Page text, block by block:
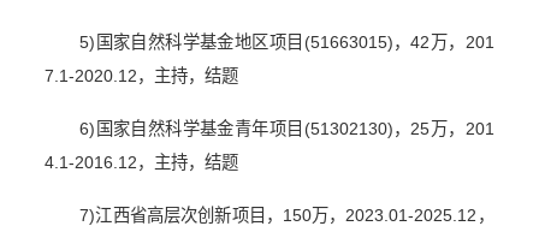
5) 国家自然科学基金地区项目 (51663015)，42 万， 201
7.1-2020.12，主持，结题
6) 国家自然科学基金青年项目 (51302130)， 25 万， 201
4.1-2016.12，主持，结题
7)江西省高层次创新项目， 150万， 2023.01-2025.12 ，